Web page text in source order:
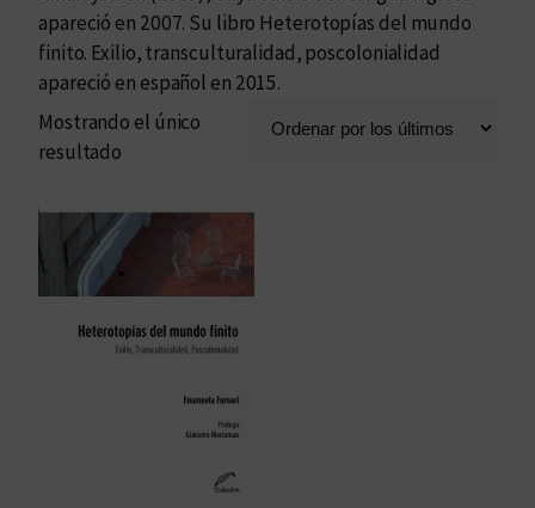
apareció en 2007. Su libro Heterotopías del mundo
finito. Exilio, transculturalidad, poscolonialidad
apareció en español en 2015.
Mostrando el único
resultado